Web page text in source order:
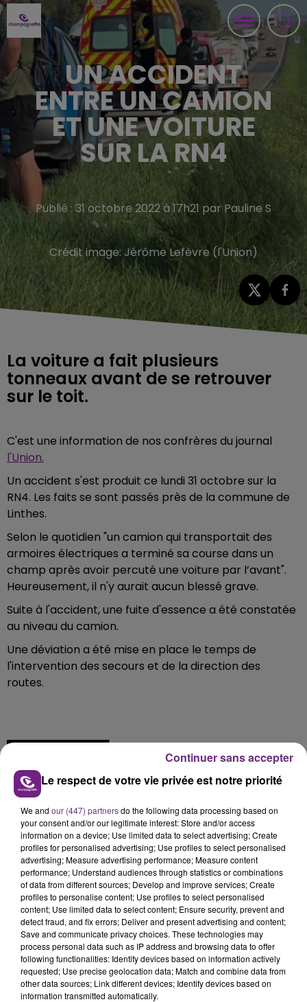
UN ACCIDENT
ENTRE UN CAMION
ET UNE VOITURE
SUR LA RN4
Publié : 31 octobre 2022 à 17h21 par Pauline S
Crédit image: Jérôme Lefèvre (l'Union)
La voiture a fait plusieurs
tonneaux avant de se retrouver
sur le toit.
C'est une information de nos confrères du journal
l'Union.
Un accident s'est produit ce lundi 31 octobre sur la
RN4. Les faits se sont passés près de la commune de
Linthes.
Selon le quotidien "un camion qui transportait des
armoires électriques a terminé sa course dans un
champ après avoir percuté une voiture par l’avant".
Heureusement, il n'y aurait aucun blessé grave.
Suite à l'accident, une fuite d'essence a été constatée
au niveau du camion.
Une déviation a été mise en place le temps de
l'intervention des secours et de la direction des
routes.
FIL D'ACTU
7 août 2026
LA CENTRALE NUCLÉAIRE DE CHOOZ
TOUJOURS À L'ARRÊT
Cela fait déjà une semaine que la centrale
nucléaire ardennaise est à l'arrêt. Une situation
justifiée par la sécheresse intense qui est toujours
présente.
Le respect de votre vie privée est notre priorité
We and our (447) partnersdo the following data processing based on
your consent and/or our legitimate interest: Store and/or access
information on a device; Use limited data to select advertising; Create
profiles for personalised advertising; Use profiles to select personalised
advertising; Measure advertising performance; Measure content
performance; Understand audiences through statistics or combinations
of data from different sources; Develop and improve services; Create
profiles to personalise content; Use profiles to select personalised
content; Use limited data to select content; Ensure security, prevent and
detect fraud, and fix errors; Deliver and present advertising and content;
Save and communicate privacy choices. These technologies may
process personal data such as IP address and browsing data to offer
following functionalities: Identify devices based on information actively
requested; Use precise geolocation data; Match and combine data from
other data sources; Link different devices; Identify devices based on
information transmitted automatically.
Continuer sans accepter